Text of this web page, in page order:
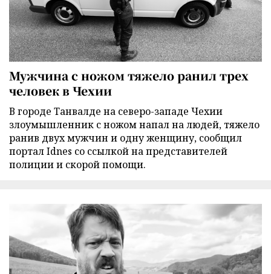
Мужчина с ножом тяжело ранил трех
человек в Чехии
В городе Танвалде на северо-западе Чехии
злоумышленник с ножом напал на людей, тяжело
ранив двух мужчин и одну женщину, сообщил
портал Idnes со ссылкой на представителей
полиции и скорой помощи.